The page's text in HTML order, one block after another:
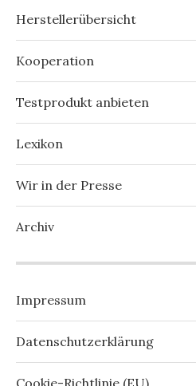
Herstellerübersicht
Kooperation
Testprodukt anbieten
Lexikon
Wir in der Presse
Archiv
Impressum
Datenschutzerklärung